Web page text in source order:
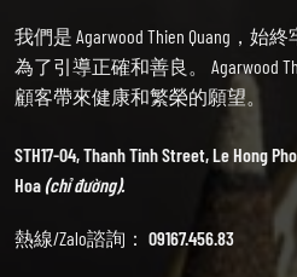
我們是 Agarwood Thien Quang，
為了引導正確和善良。 Agarwood
顧客帶來健康和繁榮的願望。
STH17-04, Thanh Tinh Street, Le Hong
Hoa(chỉ đường).
熱線/Zalo諮詢： 09167.456.83